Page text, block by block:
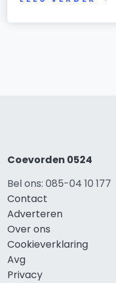
Coevorden 0524
Bel ons: 085-04 10 177
Contact
Adverteren
Over ons
Cookieverklaring
Avg
Privacy